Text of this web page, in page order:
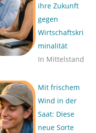
ihre Zukunft
gegen
Wirtschaftskri
minalität
In Mittelstand
Mit frischem
Wind in der
Saat: Diese
neue Sorte